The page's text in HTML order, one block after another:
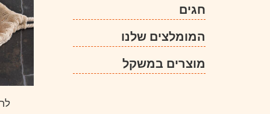
חגים
המומלצים שלנו
מוצרים במשקל